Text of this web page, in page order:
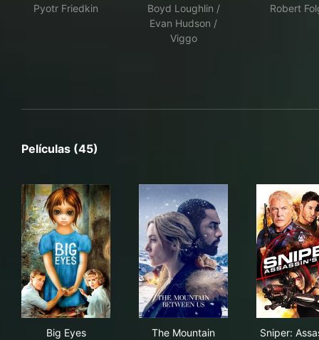
Pyotr Friedkin
Boyd Loughlin /
Evan Hudson /
Viggo
Robert
Películas (45)
Big Eyes
The Mountain
Sniper: